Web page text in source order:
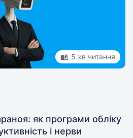
5 хв читання
як програми обліку
і нерви